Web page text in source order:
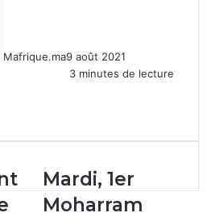
Mafrique.ma9 août 2021
3 minutes de lecture
Mardi,
1er
Moharram
Mardi, 1er
Moharram